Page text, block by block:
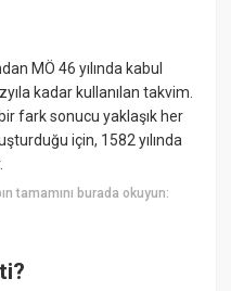
MÖ 46 yılında kabul
kadar kullanılan takvim.
fark sonucu yaklaşık her
için, 1582 yılında
tamamını burada okuyun: